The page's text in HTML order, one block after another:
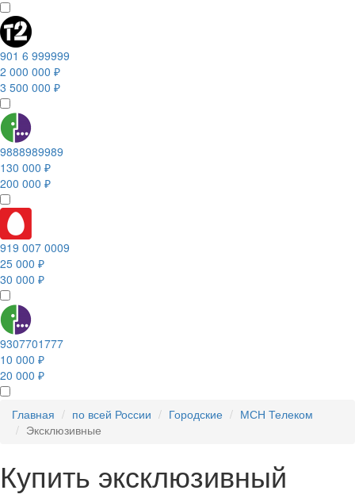
901 6 999999
2 000 000 ₽
3 500 000 ₽
9888989989
130 000 ₽
200 000 ₽
919 007 0009
25 000 ₽
30 000 ₽
9307701777
10 000 ₽
20 000 ₽
Главная по всей России Городские
МСН Телеком
Эксклюзивные
Купить эксклюзивный